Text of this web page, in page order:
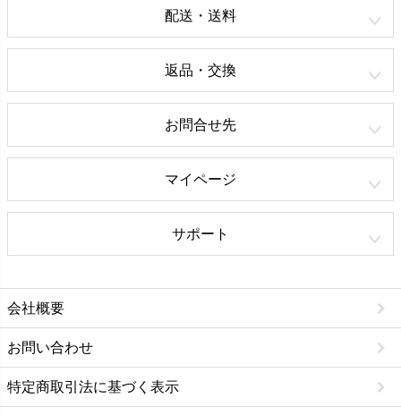
配送・送料
返品・交換
お問合せ先
マイページ
サポート
会社概要
お問い合わせ
特定商取引法に基づく表示